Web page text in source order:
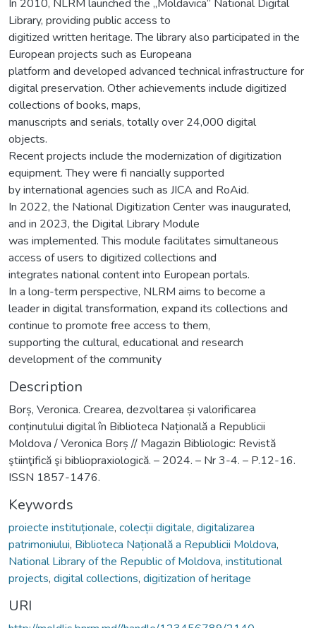
In 2010, NLRM launched the „Moldavica” National Digital
Library, providing public access to
digitized written heritage. The library also participated in the
European projects such as Europeana
platform and developed advanced technical infrastructure for
digital preservation. Other achievements include digitized
collections of books, maps,
manuscripts and serials, totally over 24,000 digital
objects.
Recent projects include the modernization of digitization
equipment. They were fi nancially supported
by international agencies such as JICA and RoAid.
In 2022, the National Digitization Center was inaugurated,
and in 2023, the Digital Library Module
was implemented. This module facilitates simultaneous
access of users to digitized collections and
integrates national content into European portals.
In a long-term perspective, NLRM aims to become a
leader in digital transformation, expand its collections and
continue to promote free access to them,
supporting the cultural, educational and research
development of the community
Description
Borș, Veronica. Crearea, dezvoltarea și valorificarea
conținutului digital în Biblioteca Națională a Republicii
Moldova / Veronica Borș // Magazin Bibliologic: Revistă
ştiinţifică şi bibliopraxiologică. – 2024. – Nr 3-4. – P.12-16.
ISSN 1857-1476.
Keywords
proiecte instituționale, colecții digitale, digitalizarea
patrimoniului, Biblioteca Națională a Republicii Moldova,
National Library of the Republic of Moldova, institutional
projects, digital collections, digitization of heritage
URI